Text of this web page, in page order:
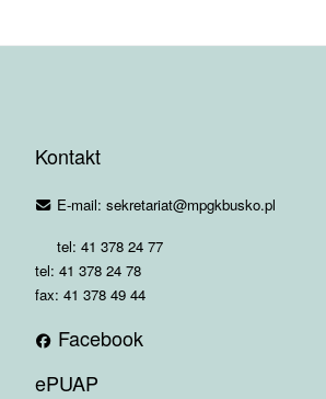
Kontakt
E-mail: sekretariat@mpgkbusko.pl
tel: 41 378 24 77
tel: 41 378 24 78
fax: 41 378 49 44
Facebook
ePUAP